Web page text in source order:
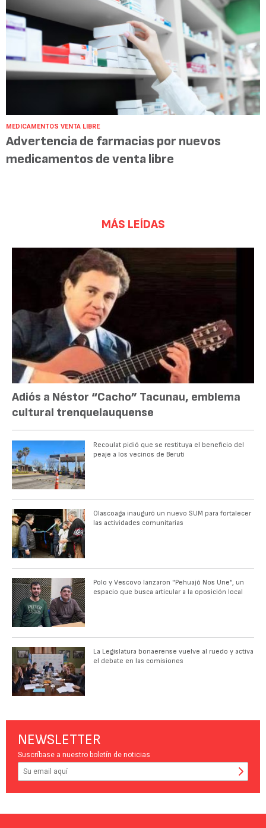
MEDICAMENTOS VENTA LIBRE
Advertencia de farmacias por nuevos
medicamentos de venta libre
MÁS LEÍDAS
Adiós a Néstor “Cacho” Tacunau, emblema
cultural trenquelauquense
Recoulat pidió que se restituya el beneficio del
peaje a los vecinos de Beruti
Olascoaga inauguró un nuevo SUM para fortalecer
las actividades comunitarias
Polo y Vescovo lanzaron "Pehuajó Nos Une", un
espacio que busca articular a la oposición local
La Legislatura bonaerense vuelve al ruedo y activa
el debate en las comisiones
NEWSLETTER
Suscríbase a nuestro boletín de noticias